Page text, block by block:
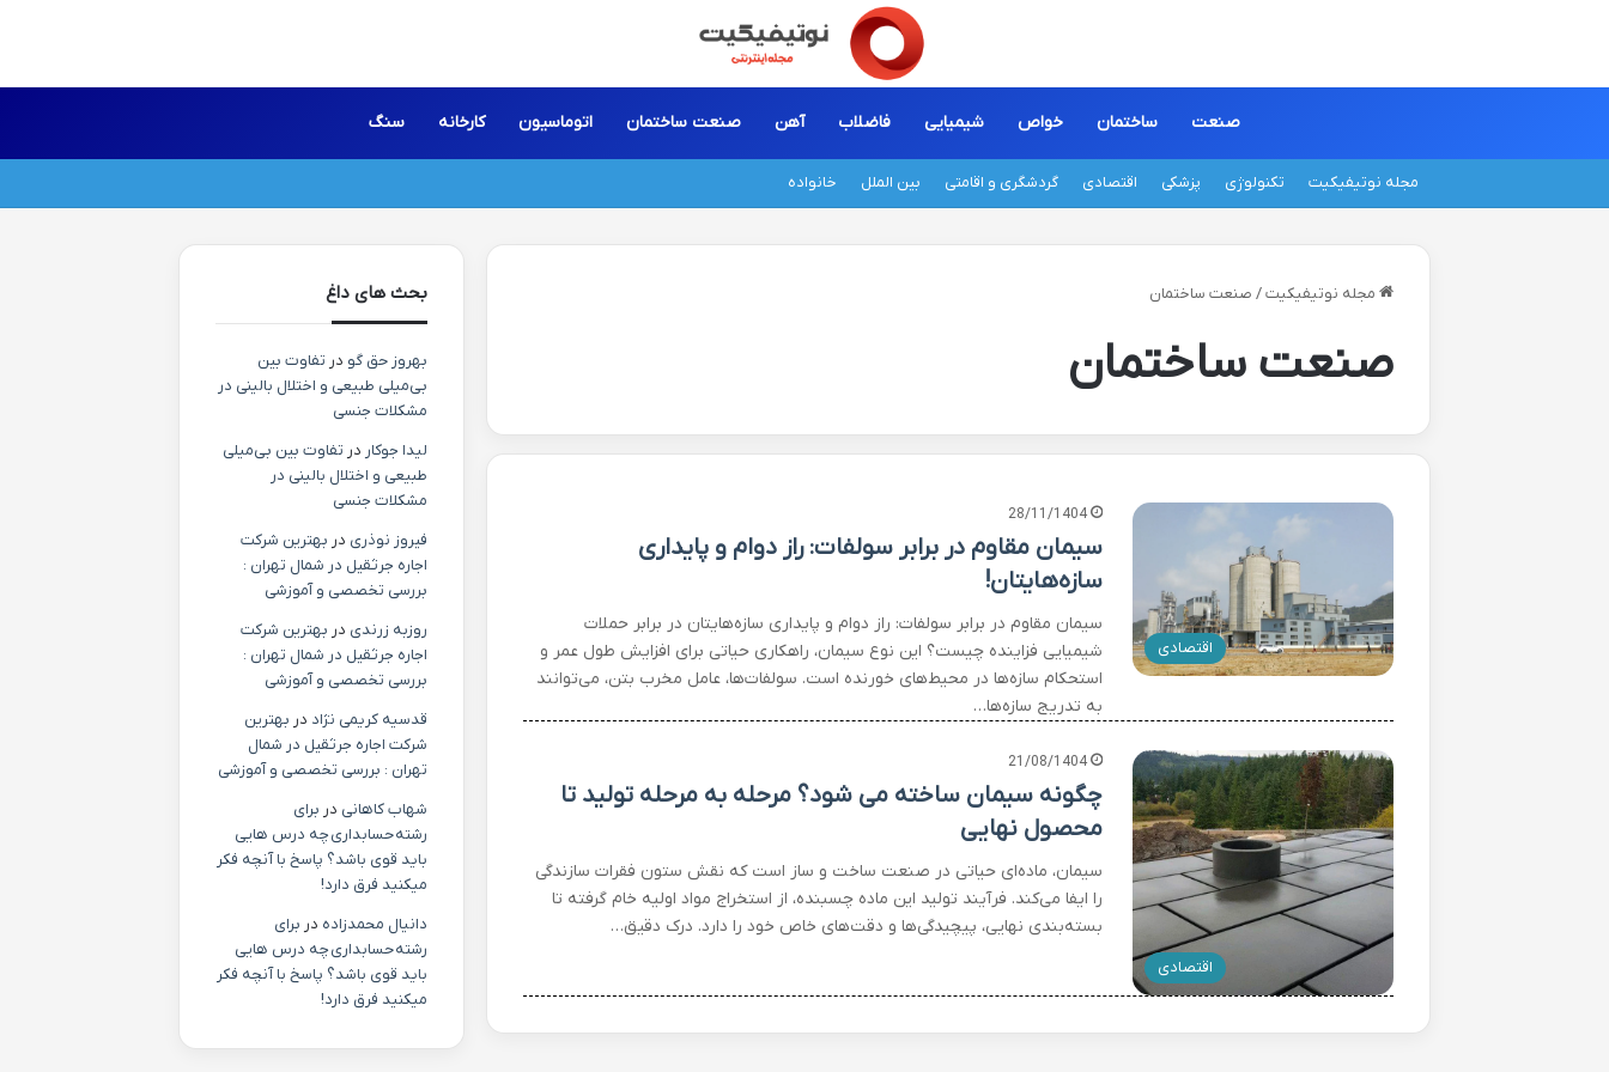
صنعت ساختمان خواص شیمیایی فاضلاب آهن صنعت ساختمان اتوماسیون کارخانه سنگ
مجله نوتیفیکیت تکنولوژی پزشکی اقتصادی گردشگری و اقامتی بین الملل خانواده
مجله نوتیفیکیت / صنعت ساختمان
صنعت ساختمان
اقتصادی
28/11/1404
سیمان مقاوم در برابر سولفات: راز دوام و پایداری
سازه‌هایتان!
سیمان مقاوم در برابر سولفات: راز دوام و پایداری سازه‌هایتان در برابر حملات
شیمیایی فزاینده چیست؟ این نوع سیمان، راهکاری حیاتی برای افزایش طول عمر و
استحکام سازه‌ها در محیط‌های خورنده است. سولفات‌ها، عامل مخرب بتن، می‌توانند
به تدریج سازه‌ها…
اقتصادی
21/08/1404
چگونه سیمان ساخته می شود؟ مرحله به مرحله تولید تا
محصول نهایی
سیمان، ماده‌ای حیاتی در صنعت ساخت و ساز است که نقش ستون فقرات سازندگی
را ایفا می‌کند. فرآیند تولید این ماده چسبنده، از استخراج مواد اولیه خام گرفته تا
بسته‌بندی نهایی، پیچیدگی‌ها و دقت‌های خاص خود را دارد. درک دقیق…
بحث های داغ
بهروز حق گو در تفاوت بین
بی‌میلی طبیعی و اختلال بالینی در
مشکلات جنسی
لیدا جوکار در تفاوت بین بی‌میلی
طبیعی و اختلال بالینی در
مشکلات جنسی
فیروز نوذری در بهترین شرکت
اجاره جرثقیل در شمال تهران :
بررسی تخصصی و آموزشی
روزبه زرندی در بهترین شرکت
اجاره جرثقیل در شمال تهران :
بررسی تخصصی و آموزشی
قدسیه کریمی نژاد در بهترین
شرکت اجاره جرثقیل در شمال
تهران : بررسی تخصصی و آموزشی
شهاب کاهانی در برای
رشته حسابداری چه درس هایی
باید قوی باشد؟ پاسخ با آنچه فکر
میکنید فرق دارد!
دانیال محمدزاده در برای
رشته حسابداری چه درس هایی
باید قوی باشد؟ پاسخ با آنچه فکر
میکنید فرق دارد!